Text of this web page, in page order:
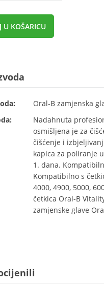
U KOŠARICU
Oral-B zamjenska
Nadahnuta
osmišljena je za
čišćenje i
kapica za poliranje
1. dana.
Kompatibilno s
4000, 4900, 5000,
četkica Oral-B
zamjenske glave